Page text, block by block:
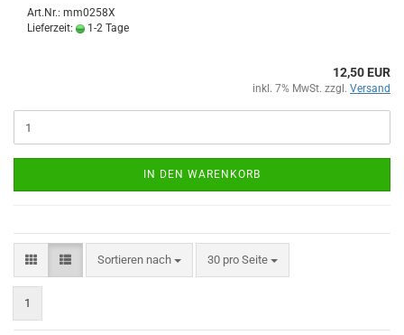
Art.Nr.: mm0258X
Lieferzeit:
1-2 Tage
12,50 EUR
inkl. 7% MwSt. zzgl. Versand
IN DEN WARENKORB
Sortieren nach
Sortieren nach 30 pro Seite
pro Seite
1